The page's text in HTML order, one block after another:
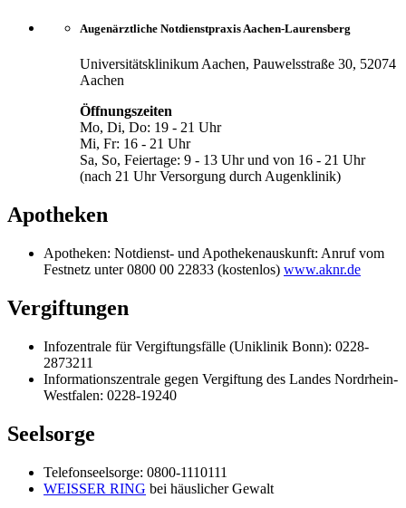
Augenärztliche Notdienstpraxis Aachen-Laurensberg
Universitätsklinikum Aachen, Pauwelsstraße 30, 52074
Aachen
Öffnungszeiten
Mo, Di, Do: 19 - 21 Uhr
Mi, Fr: 16 - 21 Uhr
Sa, So, Feiertage: 9 - 13 Uhr und von 16 - 21 Uhr
(nach 21 Uhr Versorgung durch Augenklinik)
Apotheken
Apotheken: Notdienst- und Apothekenauskunft: Anruf vom
Festnetz unter 0800 00 22833 (kostenlos) www.aknr.de
Vergiftungen
Infozentrale für Vergiftungsfälle (Uniklinik Bonn): 0228-
2873211
Informationszentrale gegen Vergiftung des Landes Nordrhein-
Westfalen: 0228-19240
Seelsorge
Telefonseelsorge: 0800-1110111
WEISSER RING bei häuslicher Gewalt